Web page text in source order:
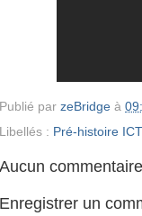
Publié par zeBridge à
Libellés : Pré-histoire ICT
Aucun
Enregistrer un